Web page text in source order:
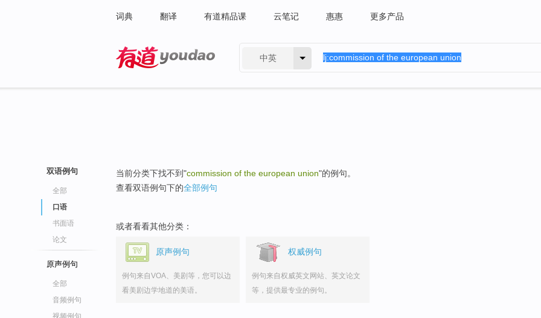
词典 翻译 有道精品课 云笔记 惠惠 更多产品
中英
双语例句
全部
口语
书面语
论文
原声例句
全部
音频例句
视频例句
当前分类下找不到"commission of the european union"的例句。
查看双语例句下的全部例句
或者看看其他分类：
原声例句
例句来自VOA、美剧等，您可以边
看美剧边学地道的美语。
权威例句
例句来自权威英文网站、英文论文
等，提供最专业的例句。